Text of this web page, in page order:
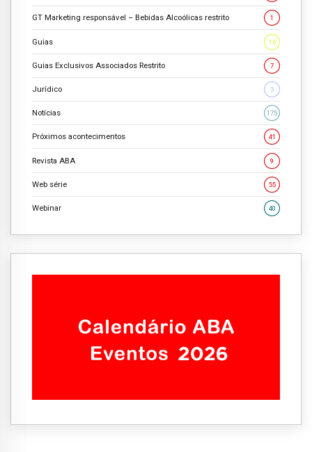
GT Marketing responsável – Bebidas Alcoólicas restrito 1
Guias 16
Guias Exclusivos Associados Restrito 7
Jurídico 3
Notícias 175
Próximos acontecimentos 41
Revista ABA 9
Web série 55
Webinar 40